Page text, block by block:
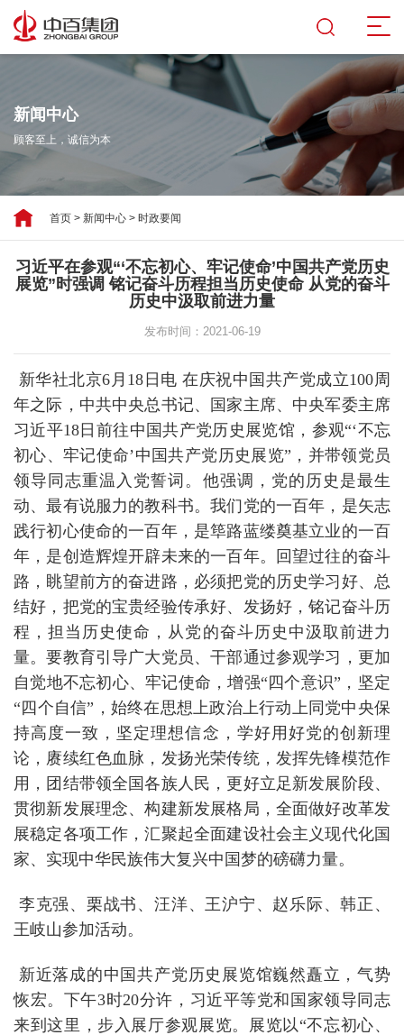
新闻中心
顾客至上，诚信为本
首页 > 新闻中心 > 时政要闻
习近平在参观“‘不忘初心、牢记使命’中国共产党历史
展览”时强调 铭记奋斗历程担当历史使命 从党的奋斗
历史中汲取前进力量
发布时间：2021-06-19
新华社北京6月18日电 在庆祝中国共产党成立100周
年之际，中共中央总书记、国家主席、中央军委主席
习近平18日前往中国共产党历史展览馆，参观“‘不忘
初心、牢记使命’中国共产党历史展览”，并带领党员
领导同志重温入党誓词。他强调，党的历史是最生
动、最有说服力的教科书。我们党的一百年，是矢志
践行初心使命的一百年，是筚路蓝缕奠基立业的一百
年，是创造辉煌开辟未来的一百年。回望过往的奋斗
路，眺望前方的奋进路，必须把党的历史学习好、总
结好，把党的宝贵经验传承好、发扬好，铭记奋斗历
程，担当历史使命，从党的奋斗历史中汲取前进力
量。要教育引导广大党员、干部通过参观学习，更加
自觉地不忘初心、牢记使命，增强“四个意识”，坚定
“四个自信”，始终在思想上政治上行动上同党中央保
持高度一致，坚定理想信念，学好用好党的创新理
论，赓续红色血脉，发扬光荣传统，发挥先锋模范作
用，团结带领全国各族人民，更好立足新发展阶段、
贯彻新发展理念、构建新发展格局，全面做好改革发
展稳定各项工作，汇聚起全面建设社会主义现代化国
家、实现中华民族伟大复兴中国梦的磅礴力量。
李克强、栗战书、汪洋、王沪宁、赵乐际、韩正、
王岐山参加活动。
新近落成的中国共产党历史展览馆巍然矗立，气势
恢宏。下午3时20分许，习近平等党和国家领导同志
来到这里，步入展厅参观展览。展览以“不忘初心、